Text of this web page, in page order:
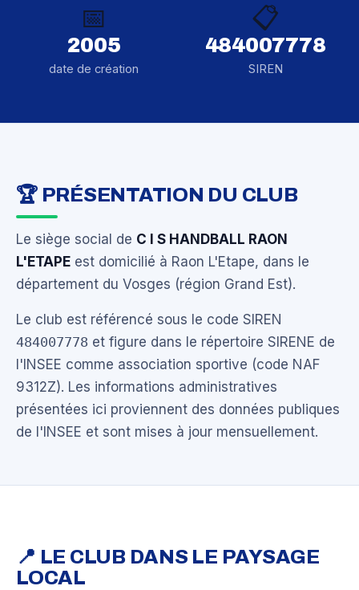
📅
2005
date de création
📋
484007778
SIREN
🏆 PRÉSENTATION DU CLUB
Le siège social de C I S HANDBALL RAON
L'ETAPE est domicilié à Raon L'Etape, dans le
département du Vosges (région Grand Est).
Le club est référencé sous le code SIREN
484007778 et figure dans le répertoire SIRENE de
l'INSEE comme association sportive (code NAF
9312Z). Les informations administratives
présentées ici proviennent des données publiques
de l'INSEE et sont mises à jour mensuellement.
📍 LE CLUB DANS LE PAYSAGE
LOCAL